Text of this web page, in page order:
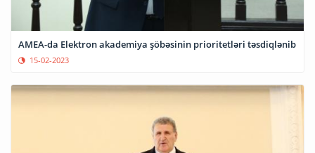
AMEA-da Elektron akademiya şöbəsinin prioritetləri təsdiqlənib
15-02-2023